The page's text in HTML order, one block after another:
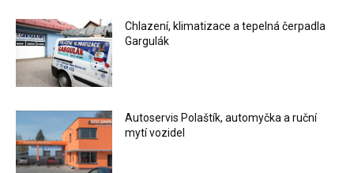
Chlazení, klimatizace a tepelná čerpadla
Gargulák
Autoservis Polaštík, automyčka a ruční
mytí vozidel